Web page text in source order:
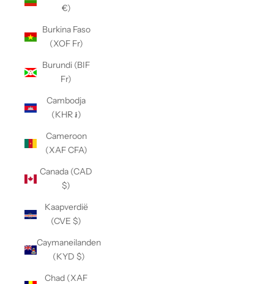
€)
Burkina Faso
(XOF Fr)
Burundi (BIF
Fr)
Cambodja
(KHR ៛)
Cameroon
(XAF CFA)
Canada (CAD
$)
Kaapverdië
(CVE $)
Caymaneilanden
(KYD $)
Chad (XAF